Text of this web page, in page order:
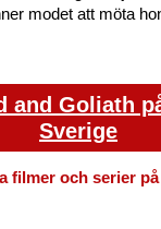
modet att möta
and Goliath
Sverige
filmer och serier